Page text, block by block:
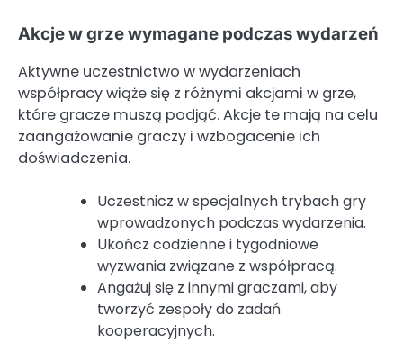
Akcje w grze wymagane podczas wydarzeń
Aktywne uczestnictwo w wydarzeniach
współpracy wiąże się z różnymi akcjami w grze,
które gracze muszą podjąć. Akcje te mają na celu
zaangażowanie graczy i wzbogacenie ich
doświadczenia.
Uczestnicz w specjalnych trybach gry
wprowadzonych podczas wydarzenia.
Ukończ codzienne i tygodniowe
wyzwania związane z współpracą.
Angażuj się z innymi graczami, aby
tworzyć zespoły do zadań
kooperacyjnych.